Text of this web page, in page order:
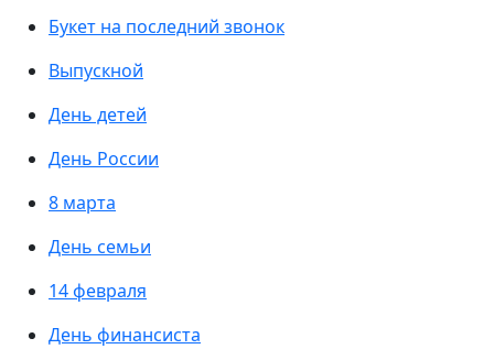
Букет на последний звонок
Выпускной
День детей
День России
8 марта
День семьи
14 февраля
День финансиста